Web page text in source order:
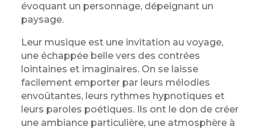
évoquant un personnage, dépeignant un
paysage.
Leur musique est une invitation au voyage,
une échappée belle vers des contrées
lointaines et imaginaires. On se laisse
facilement emporter par leurs mélodies
envoûtantes, leurs rythmes hypnotiques et
leurs paroles poétiques. Ils ont le don de créer
une ambiance particulière, une atmosphère à